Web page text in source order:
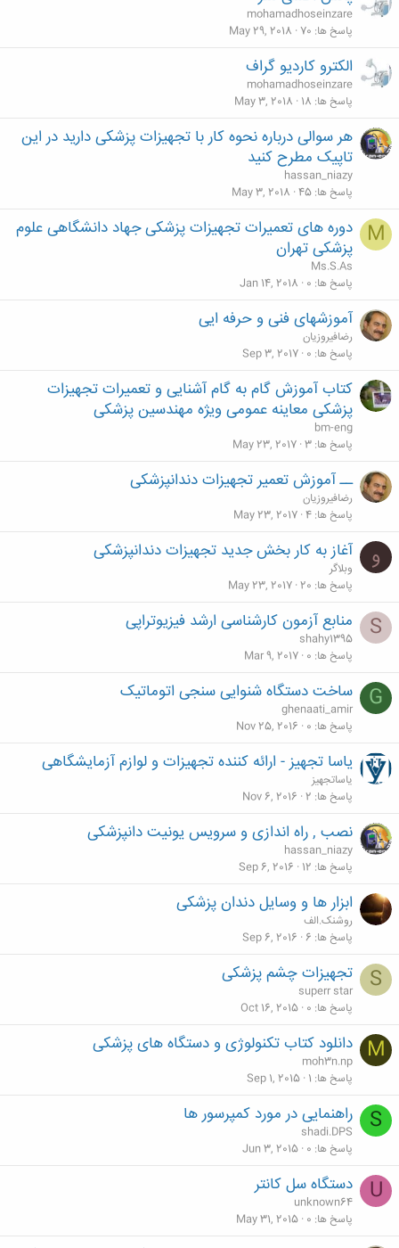
mohamadhoseinzare
پاسخ ها 70
May 29, 2018
الکترو کاردیو گراف
mohamadhoseinzare
پاسخ ها 18
May 3, 2018
هر سوالی درباره نحوه کار با تجهیزات پزشکی دارید در این
تاپیک مطرح کنید
hassan_niazy
پاسخ ها 45
May 3, 2018
M
دوره های تعمیرات تجهیزات پزشکی جهاد دانشگاهی علوم
پزشکی تهران
Ms.S.As
پاسخ ها 0
Jan 14, 2018
آموزشهای فنی و حرفه ایی
رضافیروزیان
پاسخ ها 0
Sep 3, 2017
کتاب آموزش گام به گام آشنایی و تعمیرات تجهیزات
پزشکی معاینه عمومی ویژه مهندسین پزشکی
bm-eng
پاسخ ها 3
May 23, 2017
ــ آموزش تعمیر تجهیزات دندانپزشکی
رضافیروزیان
پاسخ ها 4
May 23, 2017
و آغاز به کار بخش جدید تجهیزات دندانپزشکی
وبلاگر
پاسخ ها 20
May 23, 2017
S منابع آزمون کارشناسی ارشد فیزیوتراپی
shahy1395
پاسخ ها 0
Mar 9, 2017
G ساخت دستگاه شنوایی سنجی اتوماتیک
ghenaati_amir
پاسخ ها 0
Nov 25, 2016
یاسا تجهیز - ارائه کننده تجهیزات و لوازم آزمایشگاهی
یاساتجهیز
پاسخ ها 2
Nov 6, 2016
نصب , راه اندازی و سرویس یونیت دانپزشکی
hassan_niazy
پاسخ ها 12
Sep 6, 2016
ابزار ها و وسایل دندان پزشکی
روشنک.الف
پاسخ ها 6
Sep 6, 2016
S تجهیزات چشم پزشکی
superr star
پاسخ ها 0
Oct 16, 2015
M دانلود کتاب تکنولوژی و دستگاه های پزشکی
moh3n.np
پاسخ ها 1
Sep 1, 2015
S راهنمایی در مورد کمپرسور ها
shadi.DPS
پاسخ ها 0
Jun 3, 2015
U دستگاه سل کانتر
unknown64
پاسخ ها 0
May 31, 2015